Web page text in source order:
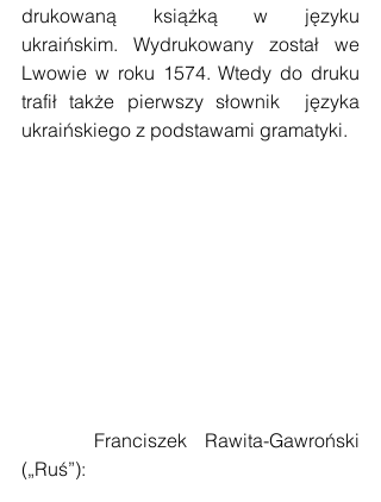
drukowaną książką w języku
ukraińskim. Wydrukowany został we
Lwowie w roku 1574. Wtedy do druku
trafił także pierwszy słownik  języka
ukraińskiego z podstawami gramatyki.
Franciszek Rawita-Gawroński
(„Ruś”):